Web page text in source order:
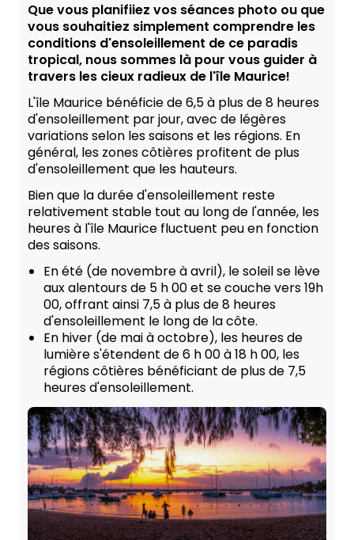
Que vous planifiiez vos séances photo ou que
vous souhaitiez simplement comprendre les
conditions d'ensoleillement de ce paradis
tropical, nous sommes là pour vous guider à
travers les cieux radieux de l'île Maurice!
L'île Maurice bénéficie de 6,5 à plus de 8 heures
d'ensoleillement par jour, avec de légères
variations selon les saisons et les régions. En
général, les zones côtières profitent de plus
d'ensoleillement que les hauteurs.
Bien que la durée d'ensoleillement reste
relativement stable tout au long de l'année, les
heures à l'île Maurice fluctuent peu en fonction
des saisons.
En été (de novembre à avril), le soleil se lève
aux alentours de 5 h 00 et se couche vers 19h
00, offrant ainsi 7,5 à plus de 8 heures
d'ensoleillement le long de la côte.
En hiver (de mai à octobre), les heures de
lumière s'étendent de 6 h 00 à 18 h 00, les
régions côtières bénéficiant de plus de 7,5
heures d'ensoleillement.